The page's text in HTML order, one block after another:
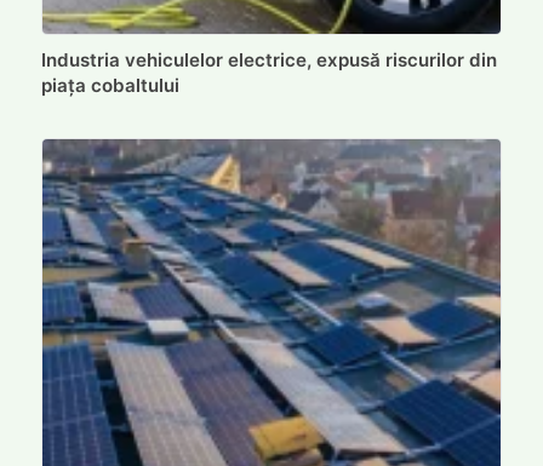
Industria vehiculelor electrice, expusă riscurilor din
piața cobaltului